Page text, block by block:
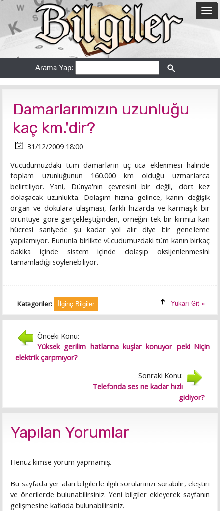
Arama Yap:
Damarlarımızın uzunluğu
kaç km.'dir?
31/12/2009 18:00
Vücudumuzdaki tüm damarların uç uca eklenmesi halinde
toplam uzunluğunun 160.000 km olduğu uzmanlarca
belirtiliyor. Yani, Dünya'nın çevresini bir değil, dört kez
dolaşacak uzunlukta. Dolaşım hızına gelince, kanın değişik
organ ve dokulara ulaşması, farklı hızlarda ve karmaşık bir
örüntüye göre gerçekleştiğinden, örneğin tek bir kırmızı kan
hücresi saniyede şu kadar yol alır diye bir genelleme
yapılamıyor. Bununla birlikte vücudumuzdaki tüm kanın birkaç
dakika içinde sistem içinde dolaşıp oksijenlenmesini
tamamladığı söylenebiliyor.
Kategoriler: İlginç Bilgiler Yukarı Git »
Önceki Konu:
Yüksek gerilim hatlarına kuşlar konuyor peki Niçin
elektrik çarpmıyor?
Sonraki Konu:
Telefonda ses ne kadar hızlı
gidiyor?
Yapılan Yorumlar
Henüz kimse yorum yapmamış.
Bu sayfada yer alan bilgilerle ilgili sorularınızı sorabilir, eleştiri
ve önerilerde bulunabilirsiniz. Yeni bilgiler ekleyerek sayfanın
gelişmesine katkıda bulunabilirsiniz.